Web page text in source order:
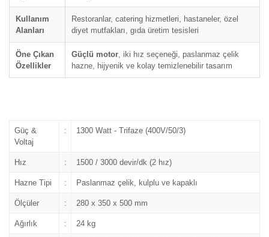
Kullanım
Alanları
Restoranlar, catering hizmetleri, hastaneler, özel
diyet mutfakları, gıda üretim tesisleri
Öne Çıkan
Özellikler
Güçlü motor, iki hız seçeneği, paslanmaz çelik
hazne, hijyenik ve kolay temizlenebilir tasarım
Güç &
Voltaj
: 1300 Watt - Trifaze (400V/50/3)
Hız : 1500 / 3000 devir/dk (2 hız)
Hazne Tipi : Paslanmaz çelik, kulplu ve kapaklı
Ölçüler : 280 x 350 x 500 mm
Ağırlık : 24 kg